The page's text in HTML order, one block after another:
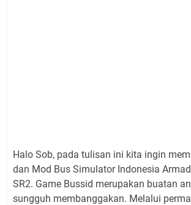
Halo Sob, pada tulisan ini kita ingin
dan Mod Bus Simulator Indonesia
SR2. Game Bussid merupakan buatan
sungguh membanggakan. Melalui